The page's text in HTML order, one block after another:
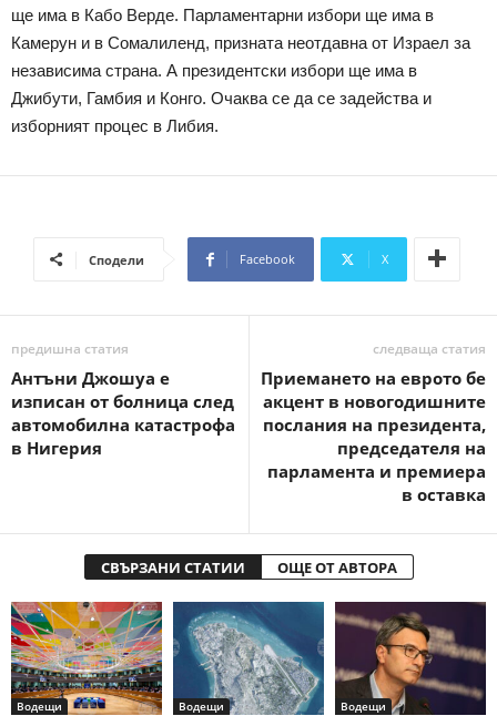
ще има в Кабо Верде. Парламентарни избори ще има в
Камерун и в Сомалиленд, призната неотдавна от Израел за
независима страна. А президентски избори ще има в
Джибути, Гамбия и Конго. Очаква се да се задейства и
изборният процес в Либия.
Сподели Facebook X
предишна статия
Антъни Джошуа е
изписан от болница след
автомобилна катастрофа
в Нигерия
следваща статия
Приемането на еврото бе
акцент в новогодишните
послания на президента,
председателя на
парламента и премиера
в оставка
СВЪРЗАНИ СТАТИИ ОЩЕ ОТ АВТОРА
Водещи Водещи Водещи